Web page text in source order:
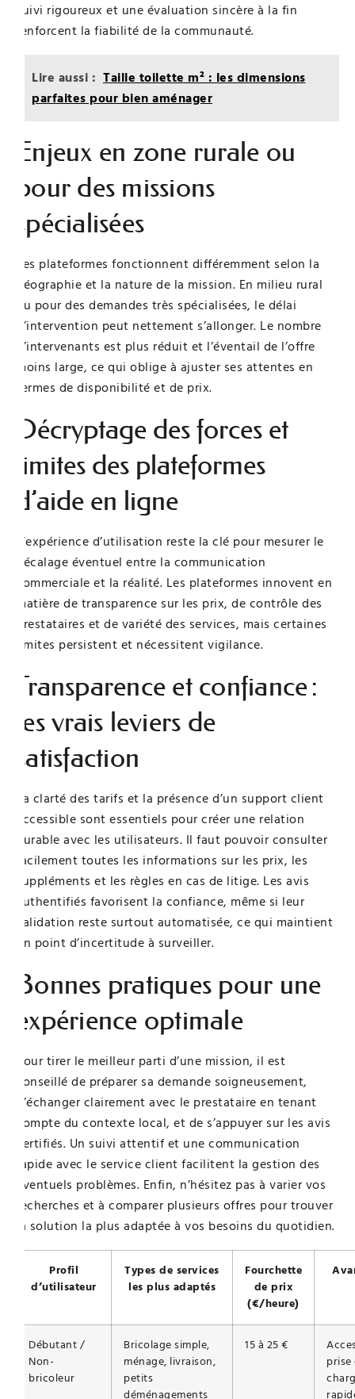
suivi rigoureux et une évaluation sincère à la fin
renforcent la fiabilité de la communauté.
Lire aussi : Taille toilette m² : les dimensions
parfaites pour bien aménager
Enjeux en zone rurale ou
pour des missions
spécialisées
Les plateformes fonctionnent différemment selon la
géographie et la nature de la mission. En milieu rural
ou pour des demandes très spécialisées, le délai
d’intervention peut nettement s’allonger. Le nombre
d’intervenants est plus réduit et l’éventail de l’offre
moins large, ce qui oblige à ajuster ses attentes en
termes de disponibilité et de prix.
Décryptage des forces et
limites des plateformes
d’aide en ligne
L’expérience d’utilisation reste la clé pour mesurer le
décalage éventuel entre la communication
commerciale et la réalité. Les plateformes innovent en
matière de transparence sur les prix, de contrôle des
prestataires et de variété des services, mais certaines
limites persistent et nécessitent vigilance.
Transparence et confiance :
les vrais leviers de
satisfaction
La clarté des tarifs et la présence d’un support client
accessible sont essentiels pour créer une relation
durable avec les utilisateurs. Il faut pouvoir consulter
facilement toutes les informations sur les prix, les
suppléments et les règles en cas de litige. Les avis
authentifiés favorisent la confiance, même si leur
validation reste surtout automatisée, ce qui maintient
un point d’incertitude à surveiller.
Bonnes pratiques pour une
expérience optimale
Pour tirer le meilleur parti d’une mission, il est
conseillé de préparer sa demande soigneusement,
d’échanger clairement avec le prestataire en tenant
compte du contexte local, et de s’appuyer sur les avis
certifiés. Un suivi attentif et une communication
rapide avec le service client facilitent la gestion des
éventuels problèmes. Enfin, n’hésitez pas à varier vos
recherches et à comparer plusieurs offres pour trouver
la solution la plus adaptée à vos besoins du quotidien.
Profil
d’utilisateur
Types de services
les plus adaptés
Fourchette
de prix
(€/heure)
Débutant /
Non-
bricoleur
Bricolage simple,
ménage, livraison,
petits
déménagements
15 à 25 €
prise